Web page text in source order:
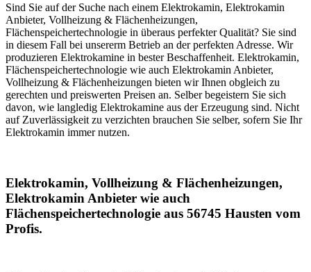
Sind Sie auf der Suche nach einem Elektrokamin, Elektrokamin
Anbieter, Vollheizung & Flächenheizungen,
Flächenspeichertechnologie in überaus perfekter Qualität? Sie sind
in diesem Fall bei unsererm Betrieb an der perfekten Adresse. Wir
produzieren Elektrokamine in bester Beschaffenheit. Elektrokamin,
Flächenspeichertechnologie wie auch Elektrokamin Anbieter,
Vollheizung & Flächenheizungen bieten wir Ihnen obgleich zu
gerechten und preiswerten Preisen an. Selber begeistern Sie sich
davon, wie langledig Elektrokamine aus der Erzeugung sind. Nicht
auf Zuverlässigkeit zu verzichten brauchen Sie selber, sofern Sie Ihr
Elektrokamin immer nutzen.
Elektrokamin, Vollheizung & Flächenheizungen,
Elektrokamin Anbieter wie auch
Flächenspeichertechnologie aus 56745 Hausten vom
Profis.